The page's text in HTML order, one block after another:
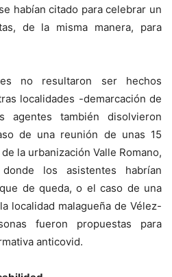
habían citado para celebrar un
de la misma manera, para
no resultaron ser hechos
localidades -demarcación de
agentes también disolvieron
de una reunión de unas 15
la urbanización Valle Romano,
los asistentes habrían
de queda, o el caso de una
localidad malagueña de Vélez-
fueron propuestas para
anticovid.